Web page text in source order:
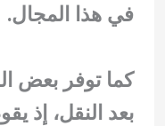
في هذا المجال.
كما توفر بعض
بعد النقل، إذ